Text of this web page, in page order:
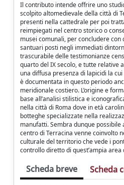
Il contributo intende offrire uno
scolpito altomedievale della città di
presenti nella cattedrale per poi
reimpiegati nel centro storico o
musei comunali, per concludere
santuari posti negli immediati
trascurabile delle testimonianze
quarto del IX secolo, e tutte relative
una diffusa presenza di lapicidi la
è documentata in questo periodo
meridionale costiero. L’origine e
base all’analisi stilistica e
nella città di Roma dove in età
botteghe specializzate nella
manufatti. Sembra dunque possibile
centro di Terracina venne coinvolto
culturale del territorio che vede i
controllo diretto di quest’ampia
Scheda breve Scheda